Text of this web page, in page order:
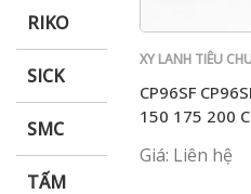
RIKO
SICK
SMC
TẤM
XY LANH TIÊU
CP96SF
150 175 200 C
Giá: Liên hệ